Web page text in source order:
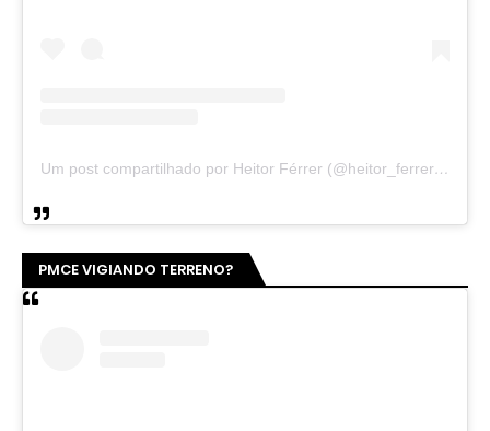
Um post compartilhado por Heitor Férrer (@heitor_ferrer77)
PMCE VIGIANDO TERRENO?